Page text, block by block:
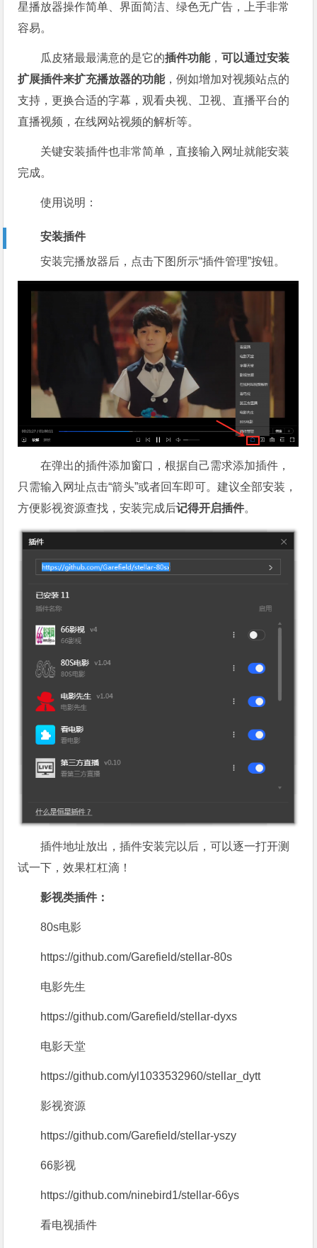
星播放器操作简单、界面简洁、绿色无广告，上手非常
容易。
瓜皮猪最最满意的是它的插件功能，可以通过安装
扩展插件来扩充播放器的功能，例如增加对视频站点的
支持，更换合适的字幕，观看央视、卫视、直播平台的
直播视频，在线网站视频的解析等。
关键安装插件也非常简单，直接输入网址就能安装
完成。
使用说明：
安装插件
安装完播放器后，点击下图所示“插件管理”按钮。
在弹出的插件添加窗口，根据自己需求添加插件，
只需输入网址点击“箭头”或者回车即可。建议全部安装，
方便影视资源查找，安装完成后记得开启插件。
插件地址放出，插件安装完以后，可以逐一打开测
试一下，效果杠杠滴！
影视类插件：
80s电影
https://github.com/Garefield/stellar-80s
电影先生
https://github.com/Garefield/stellar-dyxs
电影天堂
https://github.com/yl1033532960/stellar_dytt
影视资源
https://github.com/Garefield/stellar-yszy
66影视
https://github.com/ninebird1/stellar-66ys
看电视插件